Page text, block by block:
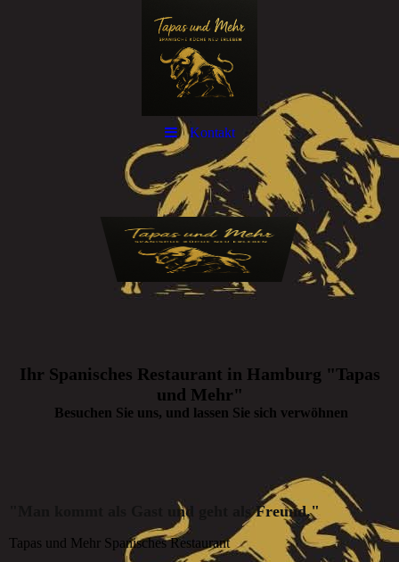
Kontakt
Ihr Spanisches Restaurant in Hamburg "Tapas
und Mehr"
Besuchen Sie uns, und lassen Sie sich verwöhnen
"Man kommt als Gast und geht als Freund."
Tapas und Mehr Spanisches Restaurant